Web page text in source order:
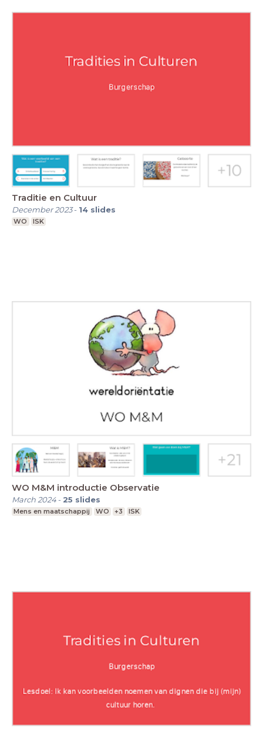
Traditie en Cultuur
December 2023- 14 slides
WO ISK
WO M&M introductie Observatie
March 2024- 25 slides
Mens en maatschappij WO +3 ISK